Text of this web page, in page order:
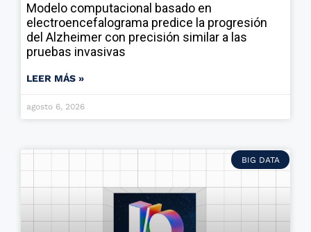
Modelo computacional basado en
electroencefalograma predice la progresión
del Alzheimer con precisión similar a las
pruebas invasivas
LEER MÁS »
agosto 6, 2026
BIG DATA